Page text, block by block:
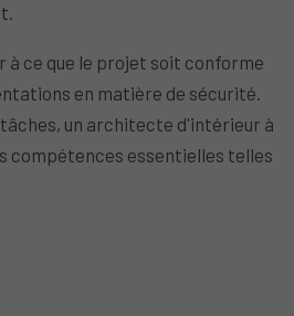
à ce que le projet soit conforme
en matière de sécurité.
un architecte d'intérieur à
compétences essentielles telles